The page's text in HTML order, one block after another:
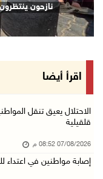
07/آب/2026 05:25 م
3 إصابات إثر تعرضهم للطعن في الطيبة داخل أراض ...
بيروت: اللجنة الفنية
السعودية وتركيا
07/آب/2026 02:38 م
70 ألفا يؤدون صلاة الجمعة في المسجد الأقصى
07/آب/2026 02:29 م
نازحون
اقرأ أيضا
الاحتلال يعيق تنقل
قلقيلية
07/08/2026 08:52 م
إصابة مواطنين في